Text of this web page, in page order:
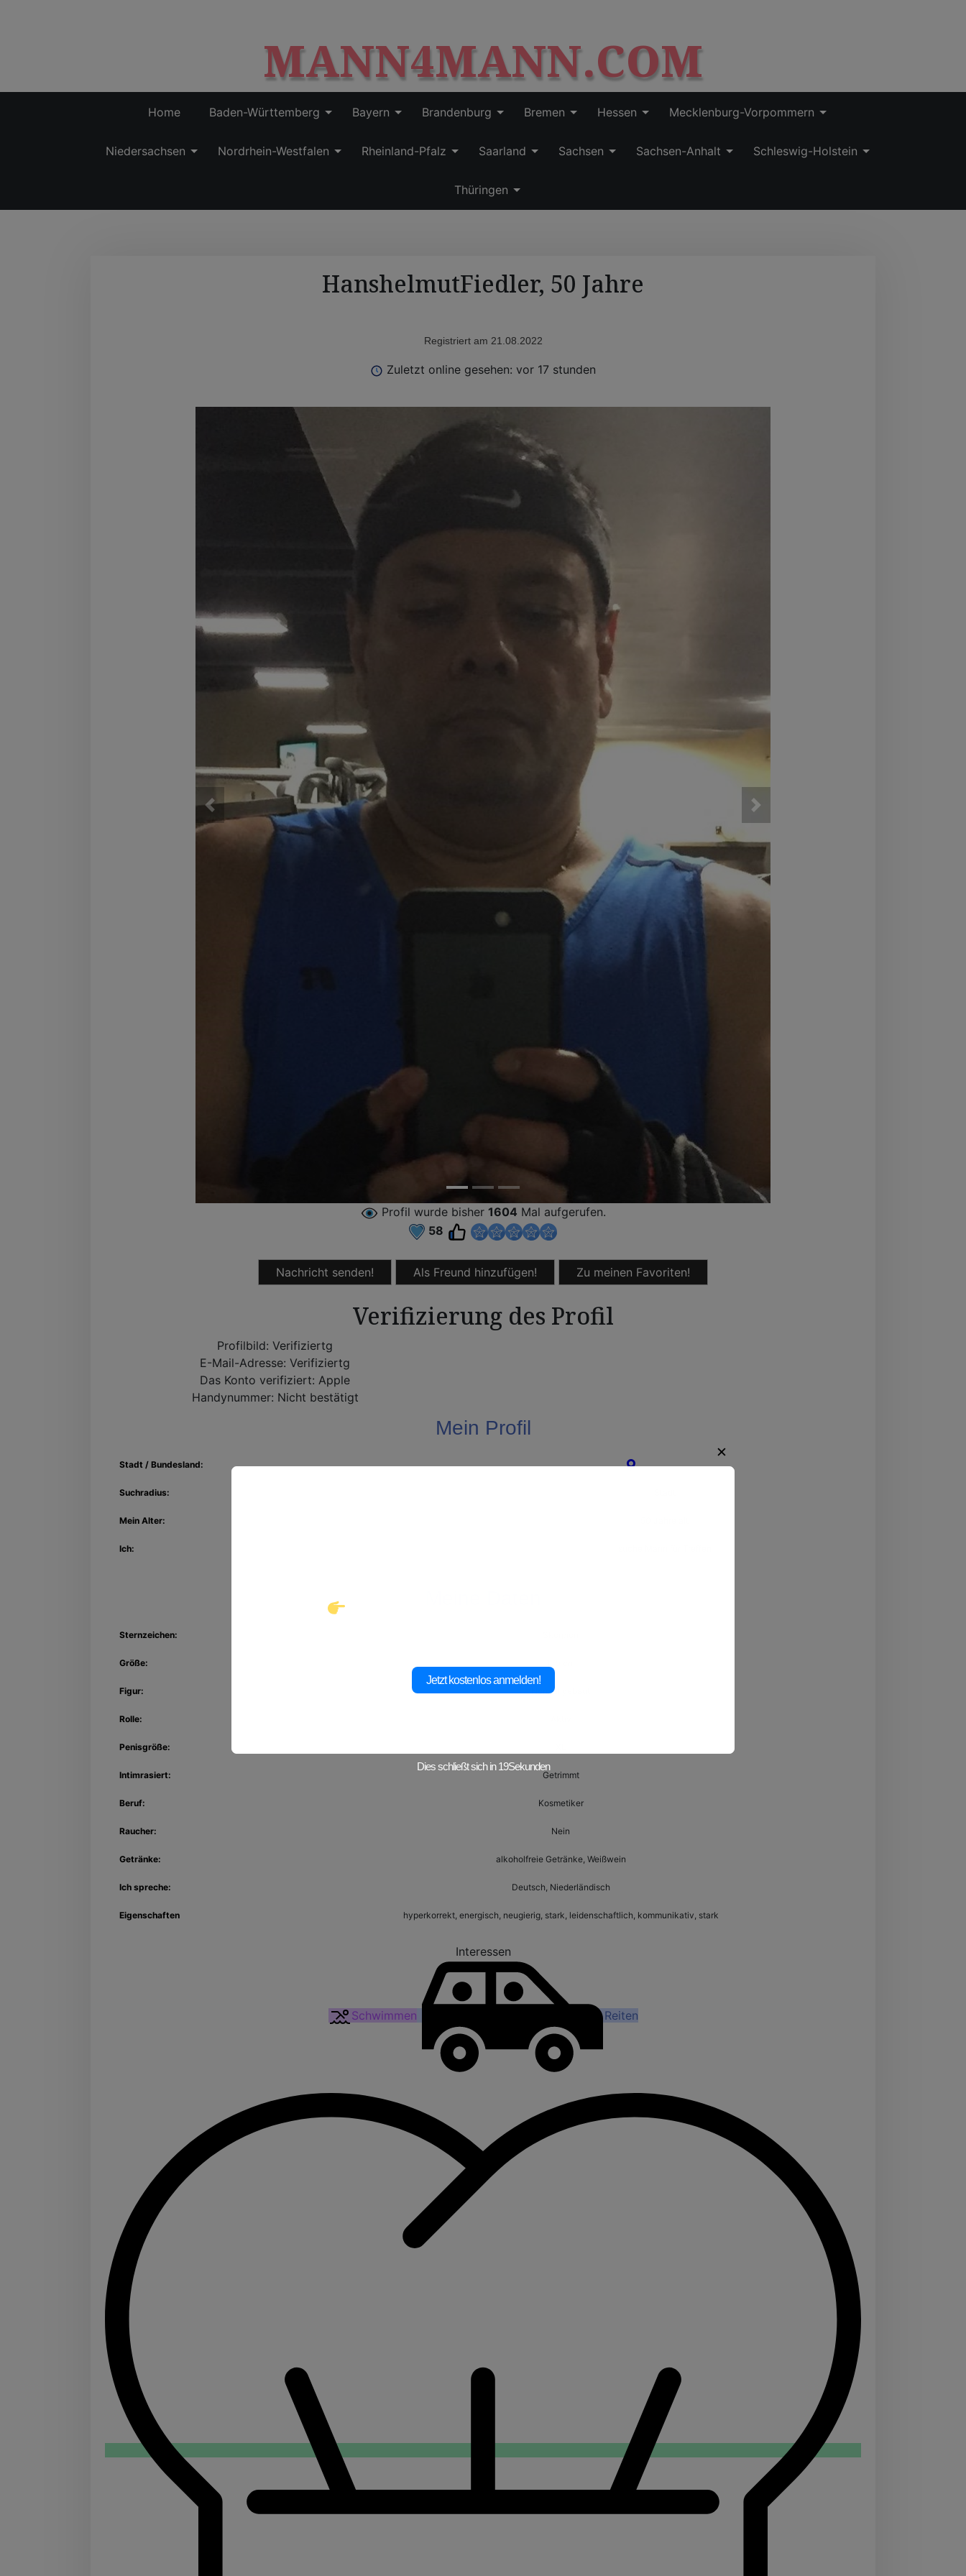
p
t
o
c
n
n
MANN4MANN.COM
Home Baden-Württemberg Bayern Brandenburg Bremen Hessen Mecklenburg-Vorpommern
Niedersachsen Nordrhein-Westfalen Rheinland-Pfalz Saarland Sachsen Sachsen-Anhalt Schleswig-Holstein
Thüringen
HanshelmutFiedler, 50 Jahre
Registriert am 21.08.2022
Zuletzt online gesehen: vor 17 stunden
Profil wurde bisher 1604 Mal aufgerufen.
58
Nachricht senden! Als Freund hinzufügen! Zu meinen Favoriten!
Verifizierung des Profil
Profilbild: Verifiziertg
E-Mail-Adresse: Verifiziertg
Das Konto verifiziert: Apple
Handynummer: Nicht bestätigt
Mein Profil
Stadt / Bundesland: Wetzlar,Hessen
Suchradius:
Mein Alter:
Ich:
Sternzeichen:
Größe:
Figur: Normal gebaut
Rolle:
Penisgröße:
Intimrasiert: Getrimmt
Beruf: Kosmetiker
Raucher: Nein
Getränke: alkoholfreie Getränke, Weißwein
Ich spreche: Deutsch, Niederländisch
Eigenschaften hyperkorrekt, energisch, neugierig, stark, leidenschaftlich, kommunikativ, stark
Interessen
Schwimmen Reiten
✕
Jetzt kostenlos anmelden!
Dies schließt sich in18Sekunden